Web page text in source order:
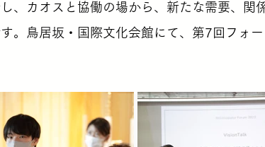
、カオスと協働の場から、新たな需要、関
。鳥居坂・国際文化会館にて、第7回フォー